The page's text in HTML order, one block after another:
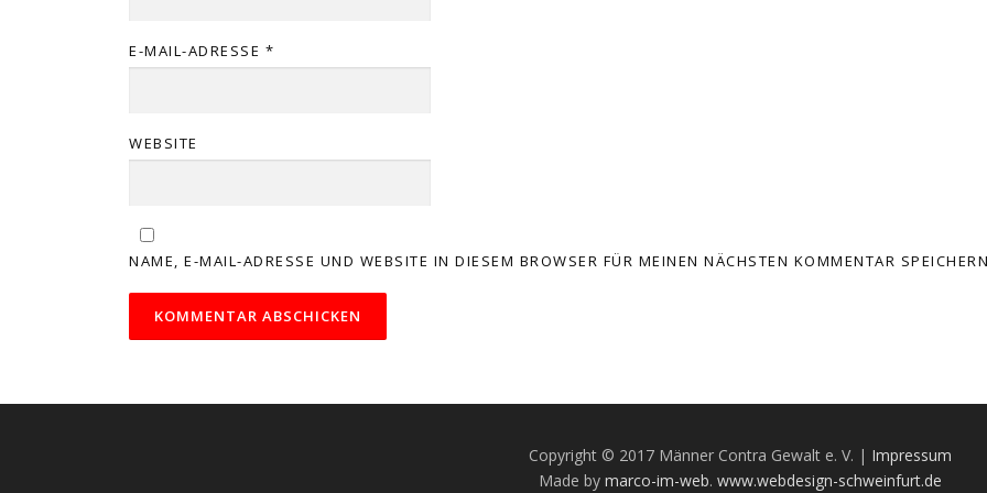
E-MAIL-ADRESSE *
WEBSITE
NAME, E-MAIL-ADRESSE UND WEBSITE IN DIESEM BROWSER FÜR MEINEN NÄCHSTEN KOMMENTAR
Copyright © 2017 Männer Contra Gewalt e. V. | Impressum
Made by marco-im-web. www.webdesign-schweinfurt.de